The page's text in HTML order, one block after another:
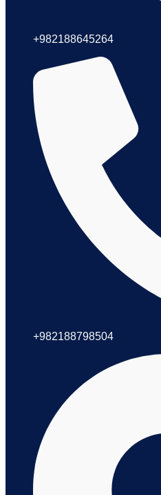
+982188645264
+982188798504